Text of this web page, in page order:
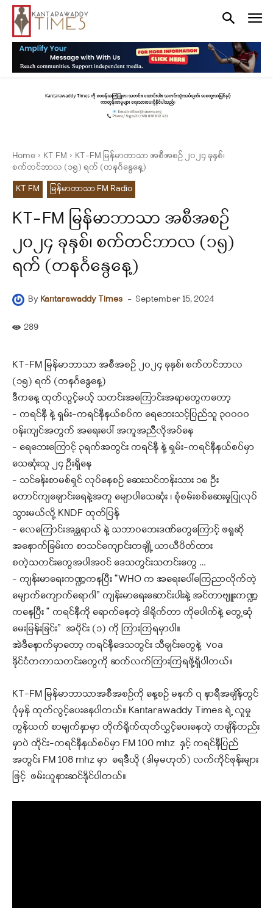
Home KT FM
KT-FM မြန်မာဘာသာ အစီအစဉ် ၂၀၂၄ ခုနှစ်၊
စက်တင်ဘာလ (၁၅) ရက် (တနင်္ဂနွေနေ့)
KT FM
မြန်မာဘာသာ FM Radio
KT-FM မြန်မာဘာသာ အစီအစဉ်
၂၀၂၄ ခုနှစ်၊ စက်တင်ဘာလ (၁၅)
ရက် (တနင်္ဂနွေနေ့)
By Kantarawaddy Times - September 15, 2024
289
KT-FM မြန်မာဘာသာ အစီအစဉ် ၂၀၂၄ ခုနှစ်၊ စက်တင်ဘာလ
(၁၅) ရက် (တနင်္ဂနွေနေ့)
ဒီကနေ့ ထုတ်လွင့်မယ့် သတင်းအကြောင်းအရာတွေကတော့
– ကရင်နီ နဲ့ ရှမ်း-ကရင်နီနယ်စပ်က ရေဘေးသင့်ပြည်သူ ၃၀၀၀၀
ဝန်းကျင်အတွက် အရေးပေါ် အကူအညီလိုအပ်နေ
– ရေဘေးကြောင့် ၃ရက်အတွင်း ကရင်နီ နဲ့ ရှမ်း-ကရင်နီနယ်စပ်မှာ
သေဆုံးသူ ၂၄ ဦးရှိနေ
– သင်ခန်းစာမစ်ရှင် လုပ်နေစဉ် ဆေးသင်တန်းသား ၁၈ ဦး
တောင်ကျချောင်းရေနဲ့အတူ မျောပါသေဆုံး ၊ စုံစမ်းစစ်ဆေးမှုပြုလုပ်
သွားမယ်လို့ KNDF ထုတ်ပြန်
– လေကြောင်းအန္တရာယ် နဲ့ သဘာဝဘေးဒဏ်တွေကြောင့် ဖရူဆို
အနောက်ခြမ်းက စာသင်ကျောင်းတချို့ ယာယီပိတ်ထား
စတဲ့သတင်းတွေအပါအဝင် ဒေသတွင်းသတင်းတွေ …
– ကျန်းမာရေးကဏ္ဍကနပြီး “WHO က အရေးပေါ်ကြေညာလိုက်တဲ့
မျောက်ကျောက်ရောဂါ” ကျန်းမာရေးဆောင်းပါးနဲ့ အင်တာဗျူးကဏ္ဍ
ကနေပြီး “ ကရင်နီကို ရောက်နေတဲ့ ဒါရိုက်တာ ကိုပေါက်နဲ့ တွေ့ဆုံ
မေးမြန်းခြင်း” အပိုင်း (၁) ကို ကြားကြရမှာပါ။
အဲဒီနောက်မှာတော့ ကရင်နီဒေသတွင်း သီချင်းတွေနဲ့ voa
နိုင်ငံတကာသတင်းတွေကို ဆက်လက်ကြားကြရဖို့ရှိပါတယ်။
KT-FM မြန်မာဘာသာအစီအစဉ်ကို နေ့စဉ် မနက် ၇ နာရီအချိန်တွင်
ပုံမှန် ထုတ်လွင့်ပေးနေပါတယ်။ Kantarawaddy Times ရဲ့ လူမှု
ကွန်ယက် စာမျက်နှာမှာ တိုက်ရိုက်ထုတ်လွှင့်ပေးနေတဲ့ တချိန်တည်း
မှာပဲ ထိုင်း-ကရင်နီနယ်စပ်မှာ FM 100 mhz နှင့် ကရင်နီပြည်
အတွင်း FM 108 mhz မှာ ရေဒီယို (ဒါမှမဟုတ်) လက်ကိုင်ဖုန်းများ
ဖြင့် ဖမ်းယူနားဆင်နိုင်ပါတယ်။